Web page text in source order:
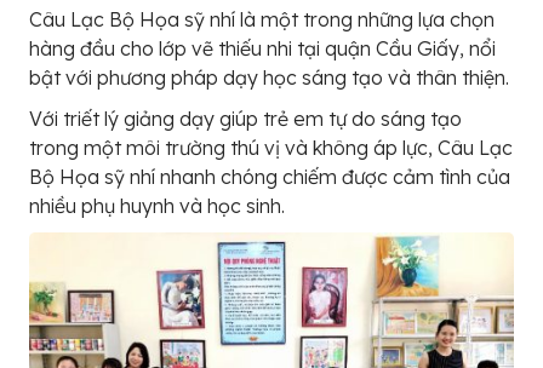
Câu Lạc Bộ Họa sỹ nhí là một trong những lựa chọn
hàng đầu cho lớp vẽ thiếu nhi tại quận Cầu Giấy, nổi
bật với phương pháp dạy học sáng tạo và thân thiện.
Với triết lý giảng dạy giúp trẻ em tự do sáng tạo
trong một môi trường thú vị và không áp lực, Câu Lạc
Bộ Họa sỹ nhí nhanh chóng chiếm được cảm tình của
nhiều phụ huynh và học sinh.